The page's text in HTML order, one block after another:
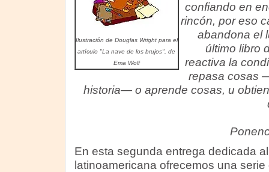
Ilustración de Douglas Wright para el
artículo "La nave de los brujos", de
Ema Wolf
confiando en
rincón, por eso
abandona el
último libro
reactiva la
repasa cosas
historia— o aprende cosas, u
En esta segunda entrega dedicada
latinoamericana ofrecemos una